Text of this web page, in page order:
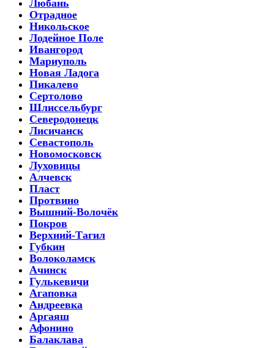
Любань
Отрадное
Никольское
Лодейное Поле
Ивангород
Мариуполь
Новая Ладога
Пикалево
Сертолово
Шлиссельбург
Северодонецк
Лисичанск
Севастополь
Новомосковск
Луховицы
Алчевск
Пласт
Протвино
Вышний-Волочёк
Покров
Верхний-Тагил
Губкин
Волоколамск
Ачинск
Гулькевичи
Агаповка
Андреевка
Аргаяш
Афонино
Балаклава